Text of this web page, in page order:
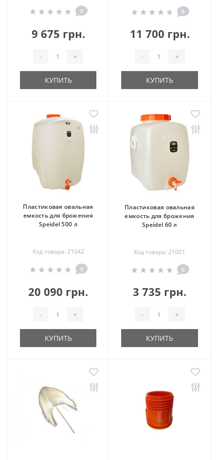
0
9 675 грн.
- +
КУПИТЬ
0
11 700 грн.
- +
КУПИТЬ
Пластиковая овальная
емкость для брожения
Speidel 500 л
Код товара: 21042
0
20 090 грн.
- +
КУПИТЬ
Пластиковая овальная
емкость для брожения
Speidel 60 л
Код товара: 21001
0
3 735 грн.
- +
КУПИТЬ